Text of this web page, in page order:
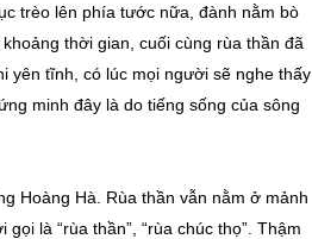
trèo lên phía tước nữa, đành nằm bò
thời gian, cuối cùng rùa thần đã
yên tĩnh, có lúc mọi người sẽ nghe thấy
minh đây là do tiếng sống của sông
Hoàng Hà. Rùa thần vẫn nằm ở mảnh
là “rùa thần”, “rùa chúc thọ”. Thậm